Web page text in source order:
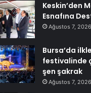
Keskin’den
Esnafına
Ağustos 7, 2026
Bursa’da
festivalinde
şen şakrak
Ağustos 7, 2026